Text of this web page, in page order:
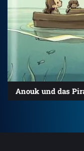
Anouk und das